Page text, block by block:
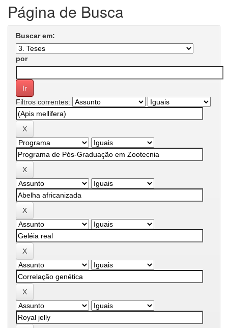
Página de Busca
Buscar em:
por
Filtros correntes: